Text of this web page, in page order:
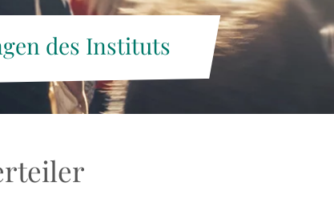
des Instituts